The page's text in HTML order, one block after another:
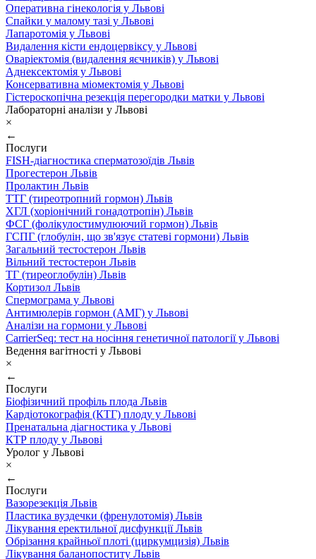
Оперативна гінекологія у Львові
Спайки у малому тазі у Львові
Лапаротомія у Львові
Видалення кісти ендоцервіксу у Львові
Оваріектомія (видалення яєчників) у Львові
Аднексектомія у Львові
Консервативна міомектомія у Львові
Гістероскопічна резекція перегородки матки у Львові
Лабораторні аналізи у Львові
×
←
Послуги
FISH-діагностика сперматозоїдів Львів
Прогестерон Львів
Пролактин Львів
ТТГ (тиреотропний гормон) Львів
ХГЛ (хоріонічний гонадотропін) Львів
ФСГ (фолікулостимулюючий гормон) Львів
ГСПГ (глобулін, що зв'язує статеві гормони) Львів
Загальний тестостерон Львів
Вільний тестостерон Львів
ТГ (тиреоглобулін) Львів
Кортизол Львів
Спермограма у Львові
Антимюлерів гормон (АМГ) у Львові
Аналізи на гормони у Львові
CarrierSeq: тест на носіння генетичної патології у Львові
Ведення вагітності у Львові
×
←
Послуги
Біофізичний профіль плода Львів
Кардіотокографія (КТГ) плоду у Львові
Пренатальна діагностика у Львові
КТР плоду у Львові
Уролог у Львові
×
←
Послуги
Вазорезекція Львів
Пластика вуздечки (френулотомія) Львів
Лікування еректильної дисфункції Львів
Обрізання крайньої плоті (циркумцизія) Львів
Лікування баланопоститу Львів